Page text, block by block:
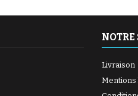
NOTRE
Livraison
Mentions